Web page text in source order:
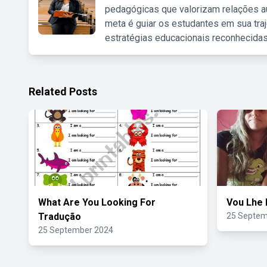
pedagógicas que valorizam relações
meta é guiar os estudantes em sua
estratégias educacionais
Related Posts
What Are You Looking For
Tradução
25 September 2024
Vou Lhe
25